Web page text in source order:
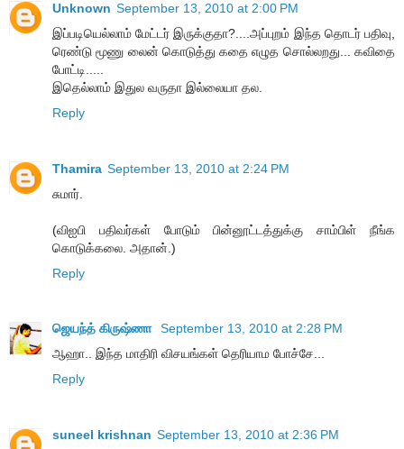
Unknown September 13, 2010 at 2:00 PM
இப்படியெல்லாம் மேட்டர் இருக்குதா?....அப்புறம் இந்த தொடர் பதிவு,
ரெண்டு மூணு லைன் கொடுத்து கதை எழுத சொல்லறது... கவிதை
போட்டி.....
இதெல்லாம் இதுல வருதா இல்லையா தல.
Reply
Thamira September 13, 2010 at 2:24 PM
சுமார்.
(விஐபி பதிவர்கள் போடும் பின்னூட்டத்துக்கு சாம்பிள் நீங்க
கொடுக்கலை. அதான்.)
Reply
ஜெயந்த் கிருஷ்ணா September 13, 2010 at 2:28 PM
ஆஹா.. இந்த மாதிரி விசயங்கள் தெரியாம போச்சே...
Reply
suneel krishnan September 13, 2010 at 2:36 PM